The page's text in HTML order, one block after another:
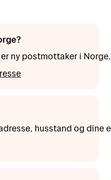
ny postmottaker i
husstand og dine